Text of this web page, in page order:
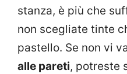
stanza, è più che
non scegliate tinte
pastello. Se non vi
alle pareti, potreste